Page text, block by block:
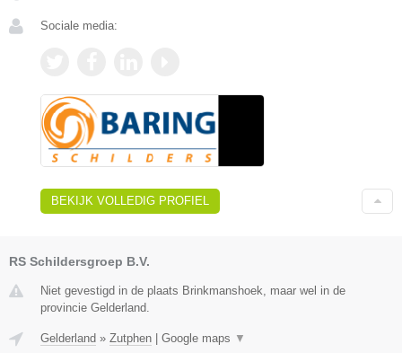
Sociale media:
BEKIJK VOLLEDIG PROFIEL
RS Schildersgroep B.V.
Niet gevestigd in de plaats Brinkmanshoek, maar wel in de
provincie Gelderland.
Gelderland » Zutphen Google maps ▼